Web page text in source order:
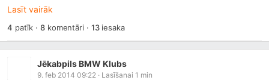
Lasīt vairāk
4 patīk ·8komentāri · 13iesaka
Jēkabpils BMW Klubs
9. feb 2014 09:22 · Lasīšanai 1 min